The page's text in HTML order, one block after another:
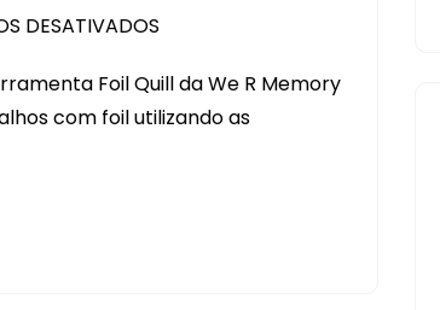
DESATIVADOS
PREENCHER
ARQUIVO
Foil Quill da We R Memory
com foil utilizando as